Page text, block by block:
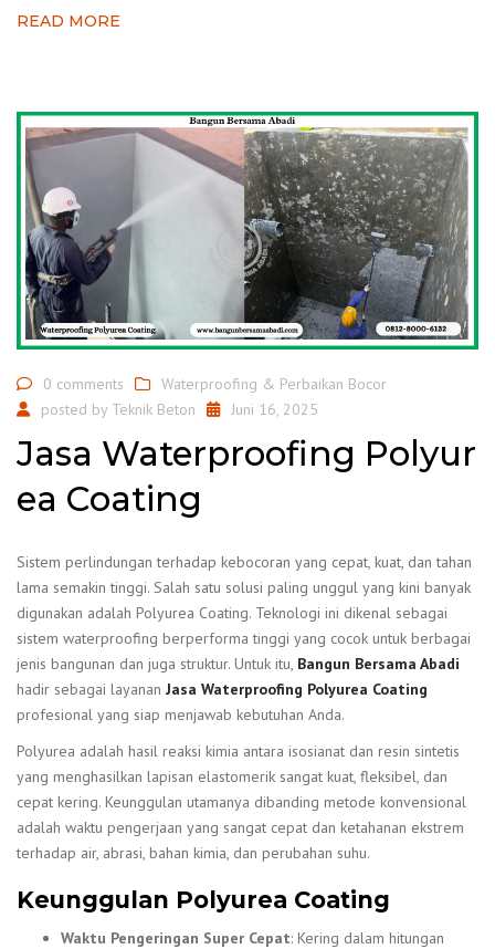
READ MORE
0 comments
Waterproofing & Perbaikan Bocor
posted by Teknik Beton Juni 16, 2025
Jasa Waterproofing Polyur
ea Coating
Sistem perlindungan terhadap kebocoran yang cepat, kuat, dan tahan
lama semakin tinggi. Salah satu solusi paling unggul yang kini banyak
digunakan adalah Polyurea Coating. Teknologi ini dikenal sebagai
sistem waterproofing berperforma tinggi yang cocok untuk berbagai
jenis bangunan dan juga struktur. Untuk itu, Bangun Bersama Abadi
hadir sebagai layanan Jasa Waterproofing Polyurea Coating
profesional yang siap menjawab kebutuhan Anda.
Polyurea adalah hasil reaksi kimia antara isosianat dan resin sintetis
yang menghasilkan lapisan elastomerik sangat kuat, fleksibel, dan
cepat kering. Keunggulan utamanya dibanding metode konvensional
adalah waktu pengerjaan yang sangat cepat dan ketahanan ekstrem
terhadap air, abrasi, bahan kimia, dan perubahan suhu.
Keunggulan Polyurea Coating
Waktu Pengeringan Super Cepat: Kering dalam hitungan